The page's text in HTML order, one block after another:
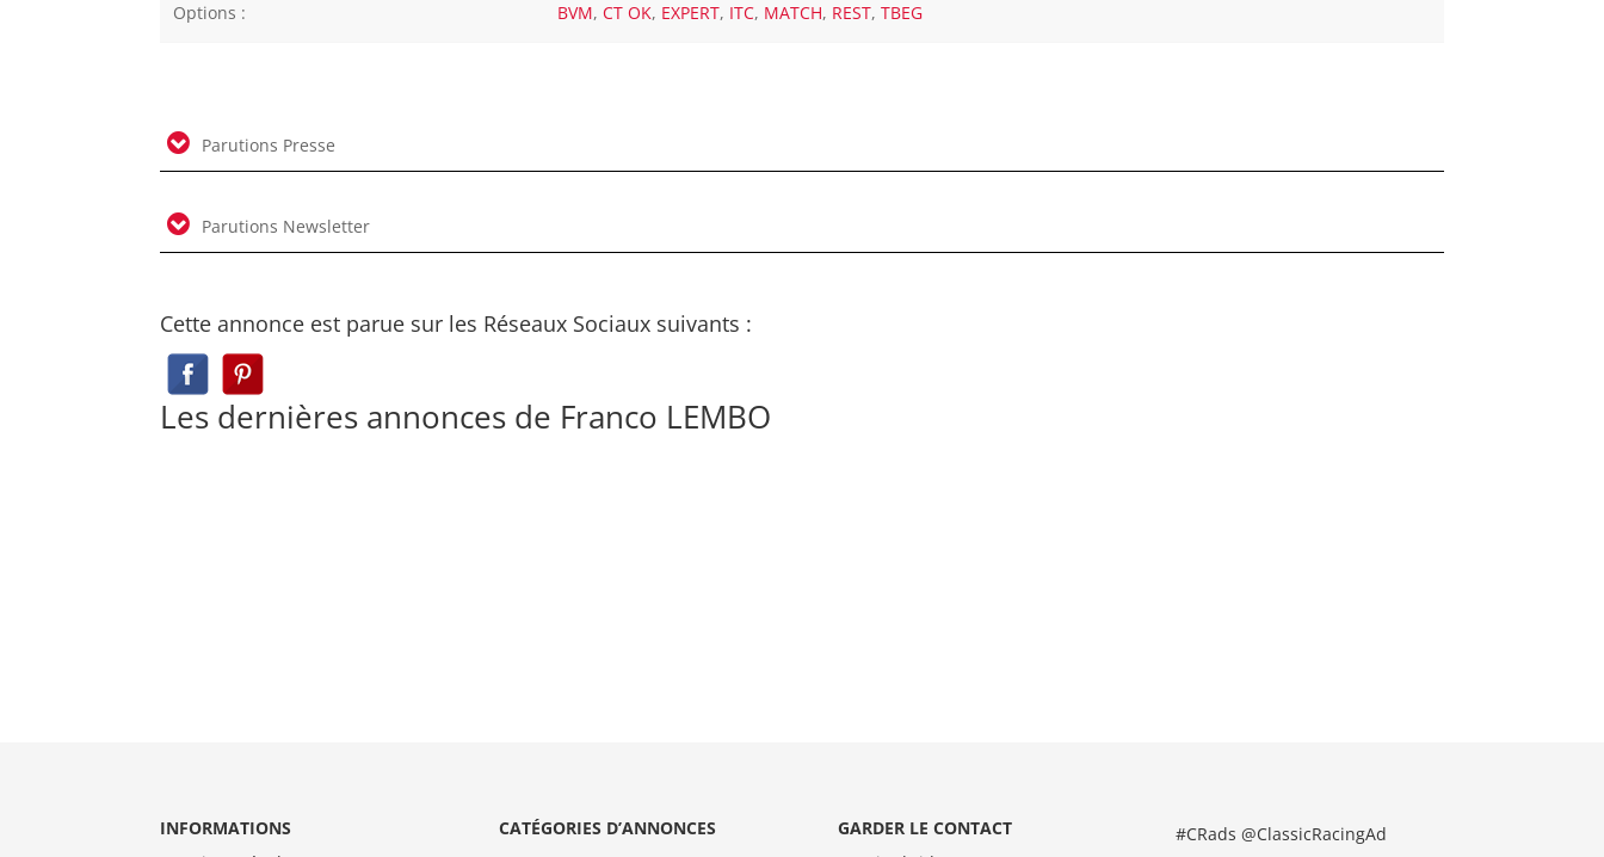
Options : BVM,CT OK, EXPERT, ITC, MATCH, REST,TBEG
Parutions Presse
Parutions Newsletter
Cette annonce est parue sur les Réseaux Sociaux suivants :
Les dernières annonces de Franco LEMBO
INFORMATIONS
CATÉGORIES D’ANNONCES
GARDER LE CONTACT
#CRads @ClassicRacingAd